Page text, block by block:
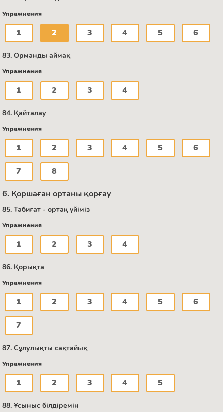
Упражнения
1 2 3 4 5 6
83. Орманды аймақ
Упражнения
1 2 3 4
84. Қайталау
Упражнения
1 2 3 4 5 6
7 8
6. Қоршаған ортаны қорғау
85. Табиғат - ортақ үйіміз
Упражнения
1 2 3 4
86. Қорықта
Упражнения
1 2 3 4 5 6
7
87. Сұлулықты сақтайық
Упражнения
1 2 3 4 5
88. Ұсыныс білдіремін